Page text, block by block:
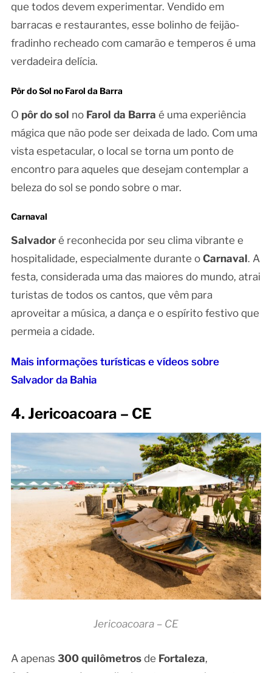
que todos devem experimentar. Vendido em
barracas e restaurantes, esse bolinho de feijão-
fradinho recheado com camarão e temperos é uma
verdadeira delícia.
Pôr do Sol no Farol da Barra
O pôr do sol no Farol da Barra é uma experiência
mágica que não pode ser deixada de lado. Com uma
vista espetacular, o local se torna um ponto de
encontro para aqueles que desejam contemplar a
beleza do sol se pondo sobre o mar.
Carnaval
Salvadoré reconhecida por seu clima vibrante e
hospitalidade, especialmente durante o Carnaval. A
festa, considerada uma das maiores do mundo, atrai
turistas de todos os cantos, que vêm para
aproveitar a música, a dança e o espírito festivo que
permeia a cidade.
Mais informações turísticas e vídeos sobre
Salvador da Bahia
4. Jericoacoara – CE
Jericoacoara – CE
A apenas 300 quilômetrosde Fortaleza,